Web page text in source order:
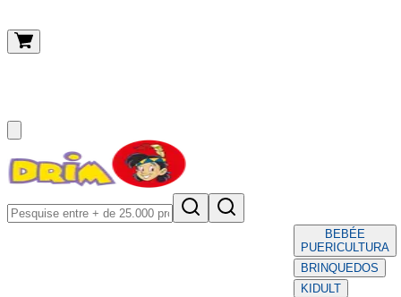
BEBÉE
PUERICULTURA
BRINQUEDOS
KIDULT